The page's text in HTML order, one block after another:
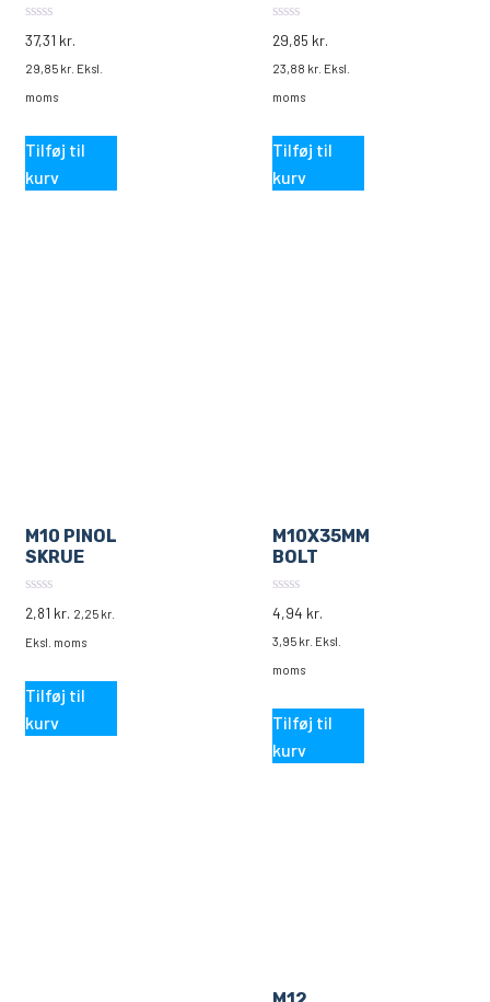
0
ud
af
5
37,31 kr.
29,85 kr. Eksl.
moms
Tilføj til
kurv
0
ud
af
5
29,85 kr.
23,88 kr. Eksl.
moms
Tilføj til
kurv
M10 PINOL
SKRUE
0
ud
5
2,81 kr. 2,25 kr.
Eksl. moms
Tilføj til
kurv
M10X35MM
BOLT
0
ud
af
5
4,94 kr.
3,95 kr. Eksl.
moms
Tilføj til
kurv